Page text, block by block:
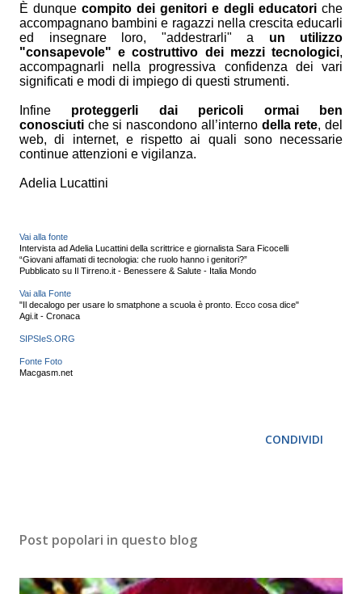
È dunque compito dei genitori e degli educatori che
accompagnano bambini e ragazzi nella crescita educarli
ed insegnare loro, "addestrarli" a un utilizzo
"consapevole" e costruttivo dei mezzi tecnologici,
accompagnarli nella progressiva confidenza dei vari
significati e modi di impiego di questi strumenti.
Infine proteggerli dai pericoli ormai ben
conosciuti che si nascondono all’interno della rete, del
web, di internet, e rispetto ai quali sono necessarie
continue attenzioni e vigilanza.
Adelia Lucattini
Vai alla fonte
Intervista ad Adelia Lucattini della scrittrice e giornalista Sara Ficocelli
“Giovani affamati di tecnologia: che ruolo hanno i genitori?”
Pubblicato su Il Tirreno.it - Benessere & Salute - Italia Mondo
Vai alla Fonte
"Il decalogo per usare lo smatphone a scuola è pronto. Ecco cosa dice"
Agi.it - Cronaca
SIPSIeS.ORG
Fonte Foto
Macgasm.net
CONDIVIDI
Post popolari in questo blog